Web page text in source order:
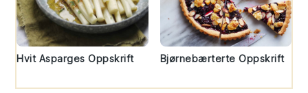
Hvit Asparges Oppskrift Bjørnebærterte Oppskrift